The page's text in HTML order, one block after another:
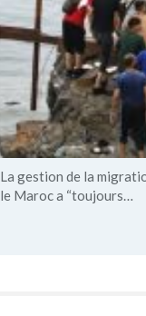
La gestion de la
le Maroc a “toujours…